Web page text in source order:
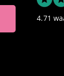
4.71